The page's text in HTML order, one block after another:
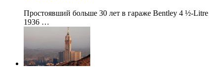
Простоявший больше 30 лет в гараже Bentley 4 ½-Litre
1936 …